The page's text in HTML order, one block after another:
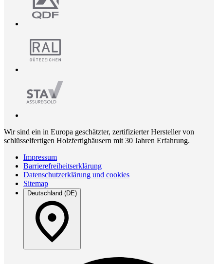
Wir sind ein in Europa geschätzter, zertifizierter Hersteller von
schlüsselfertigen Holzfertighäusern mit 30 Jahren Erfahrung.
Impressum
Barrierefreiheitserklärung
Datenschutzerklärung und cookies
Sitemap
Deutschland (DE)